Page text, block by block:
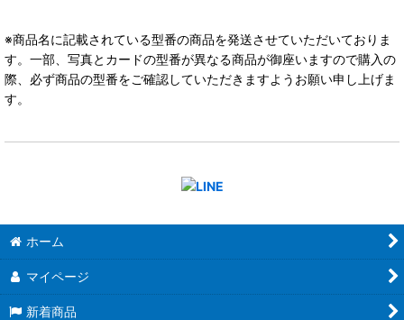
※商品名に記載されている型番の商品を発送させていただいておりま
す。一部、写真とカードの型番が異なる商品が御座いますので購入の
際、必ず商品の型番をご確認していただきますようお願い申し上げま
す。
ホーム
マイページ
新着商品